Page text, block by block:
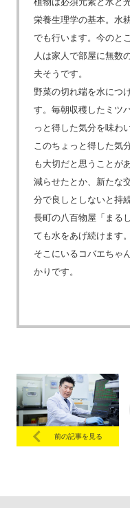
栄養生理学の基本。水
でも行います。今のと
人は家人で部屋に無数
夫そうです。
野菜の切れ端を水につ
す。毎朝収穫したミツ
っと得した気分を味わ
このちょっと得した気
も大切だと思うことが
減らせたとか、新たな
分で良しとしないと持
長町の八百物屋「まる
ても水をあげ続けます
そこにいるコバエちゃ
かりです。
前の記事を見る